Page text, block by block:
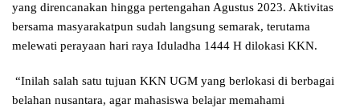
yang direncanakan hingga pertengahan Agustus 2023. Aktivitas
bersama masyarakatpun sudah langsung semarak, terutama
melewati perayaan hari raya Iduladha 1444 H dilokasi KKN.
“Inilah salah satu tujuan KKN UGM yang berlokasi di berbagai
belahan nusantara, agar mahasiswa belajar memahami